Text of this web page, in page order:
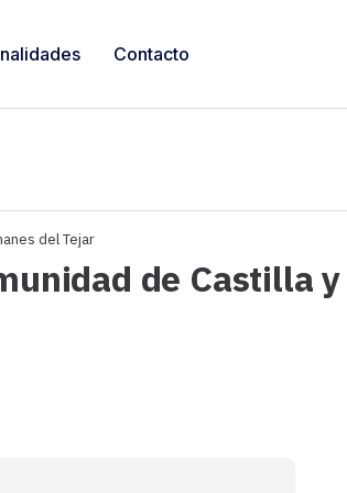
Contacto
del Tejar
de Castilla